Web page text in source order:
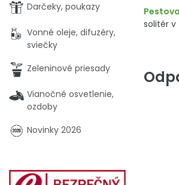
solitér v
Darčeky, poukazy
Vonné oleje, difuzéry,
sviečky
Zeleninové priesady
Vianočné osvetlenie,
ozdoby
Novinky 2026